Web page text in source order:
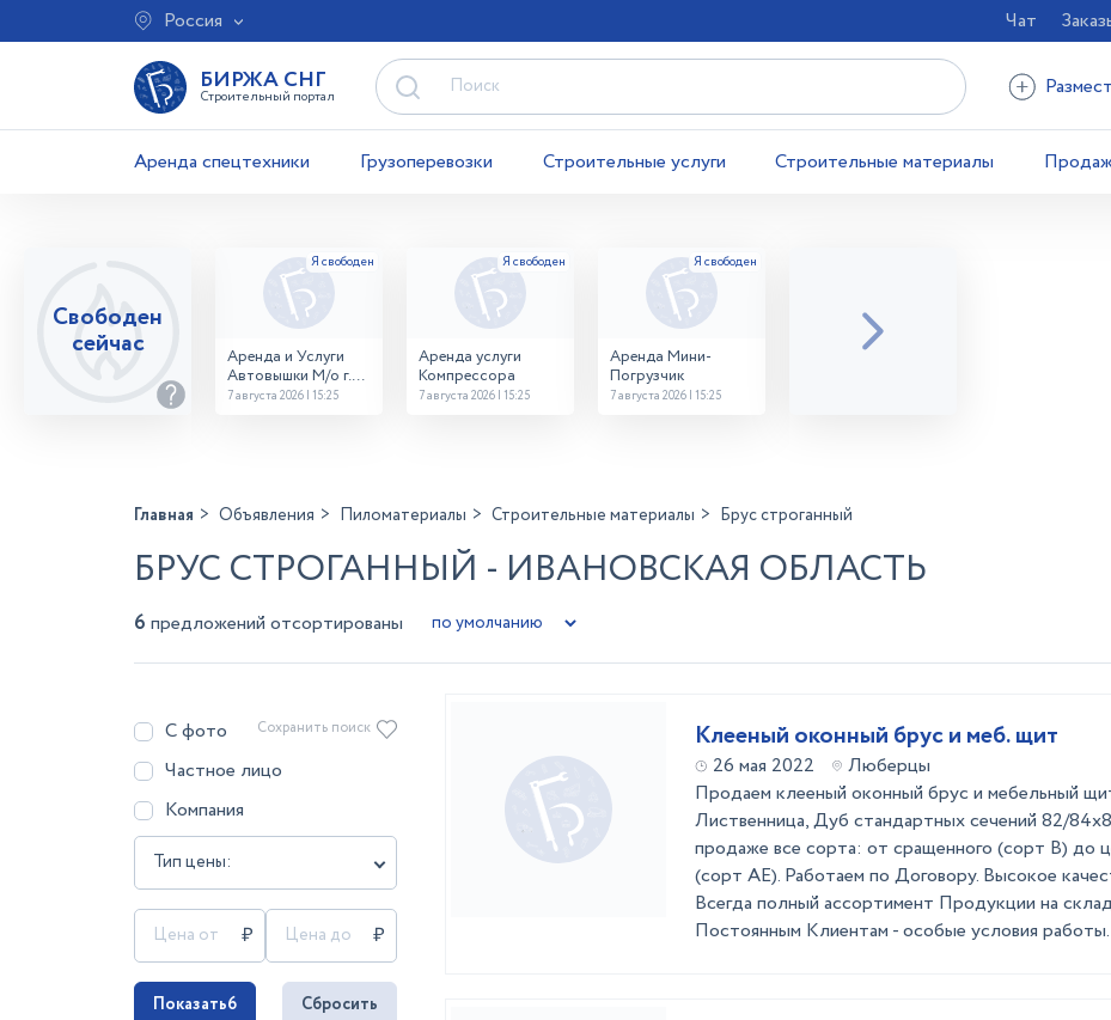
Россия Чат
БИРЖА СНГ
Строительный портал
Аренда спецтехники Грузоперевозки Строительные услуги Строительные материалы
Свободен
сейчас
Аренда и Услуги
Автовышки М/о г.
Домодедово
7 августа 2026 | 15:25
Аренда услуги
Компрессора
7 августа 2026 | 15:25
Аренда Мини-
Погрузчик
7 августа 2026 | 15:25
Главная Объявления Пиломатериалы Строительные материалы Брус строганный
БРУС СТРОГАННЫЙ - ИВАНОВСКАЯ ОБЛАСТЬ
6 предложений отсортированы
С фото
Частное лицо
Компания
Тип цены:
Сохранить поиск
Показать6 Сбросить
Клееный оконный брус и меб. щит
26 мая 2022
Люберцы
Продаем клееный оконный брус и мебельный
Лиственница, Дуб стандартных сечений 82/
продаже все сорта: от сращенного (сорт В) до
(сорт АЕ). Работаем по Договору. Высокое
Всегда полный ассортимент Продукции на
Постоянным Клиентам - особые условия